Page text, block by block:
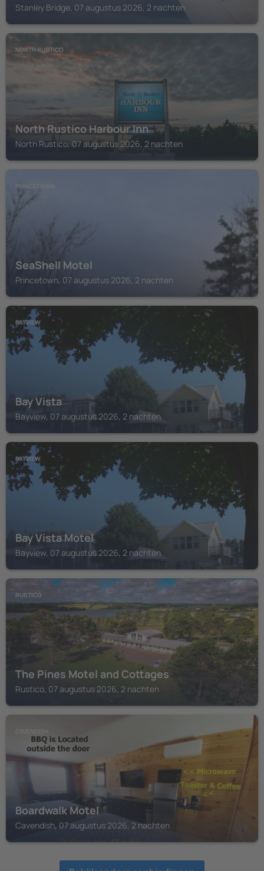
Stanley Bridge, 07 augustus 2026, 2 nachten
NORTH RUSTICO
North Rustico Harbour Inn
North Rustico, 07 augustus 2026, 2 nachten
PRINCETOWN
SeaShell Motel
Princetown, 07 augustus 2026, 2 nachten
BAYVIEW
Bay Vista
Bayview, 07 augustus 2026, 2 nachten
BAYVIEW
Bay Vista Motel
Bayview, 07 augustus 2026, 2 nachten
RUSTICO
The Pines Motel and Cottages
Rustico, 07 augustus 2026, 2 nachten
CAVENDISH
Boardwalk Motel
Cavendish, 07 augustus 2026, 2 nachten